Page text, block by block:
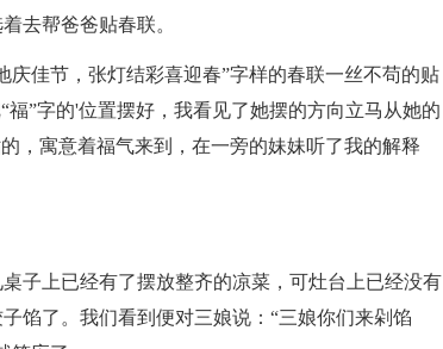
去帮爸爸贴春联。
佳节，张灯结彩喜迎春”字样的春联一丝不苟的贴
”字的'位置摆好，我看见了她摆的方向立马从她的
，寓意着福气来到，在一旁的妹妹听了我的解释
子上已经有了摆放整齐的凉菜，可灶台上已经没有
馅了。我们看到便对三娘说：“三娘你们来剁馅